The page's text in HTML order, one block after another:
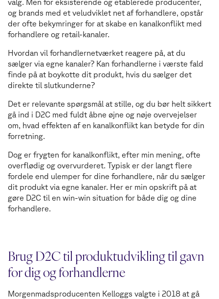
valg. Men for eksisterende og etablerede producenter,
og brands med et veludviklet net af forhandlere, opstår
der ofte bekymringer for at skabe en kanalkonflikt med
forhandlere og retail-kanaler.
Hvordan vil forhandlernetværket reagere på, at du
sælger via egne kanaler? Kan forhandlerne i værste fald
finde på at boykotte dit produkt, hvis du sælger det
direkte til slutkunderne?
Det er relevante spørgsmål at stille, og du bør helt sikkert
gå ind i D2C med fuldt åbne øjne og nøje overvejelser
om, hvad effekten af en kanalkonflikt kan betyde for din
forretning.
Dog er frygten for kanalkonflikt, efter min mening, ofte
overflødig og overvurderet. Typisk er der langt flere
fordele end ulemper for dine forhandlere, når du sælger
dit produkt via egne kanaler. Her er min opskrift på at
gøre D2C til en win-win situation for både dig og dine
forhandlere.
Brug D2C til produktudvikling til gavn
for dig og forhandlerne
Morgenmadsproducenten Kelloggs valgte i 2018 at gå